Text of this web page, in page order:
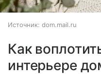
Источник: dom.mail.ru
Как
интерьере